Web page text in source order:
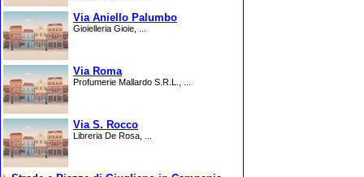
Via Aniello Palumbo
Gioielleria Gioie, ...
Via Roma
Profumerie Mallardo S.R.L., ...
Via S. Rocco
Libreria De Rosa, ...